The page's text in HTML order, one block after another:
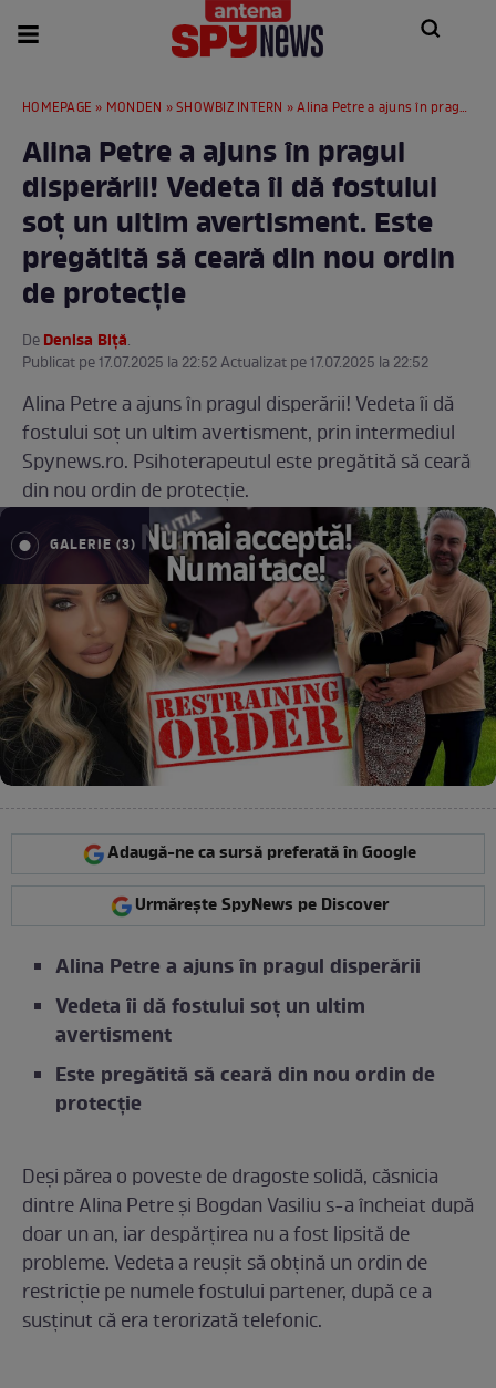
HOMEPAGE » MONDEN »SHOWBIZ INTERN » Alina Petre a ajuns în pragul disperării! Vedeta îi dă fostului soț un ultim avertisment. Este pregătită să ceară din nou ordin de protecție
Alina Petre a ajuns în pragul
disperării! Vedeta îi dă fostului
soț un ultim avertisment. Este
pregătită să ceară din nou ordin
de protecție
DeDenisa Biță.
Publicat pe 17.07.2025 la 22:52 Actualizat pe 17.07.2025 la 22:52
Alina Petre a ajuns în pragul disperării! Vedeta îi dă
fostului soț un ultim avertisment, prin intermediul
Spynews.ro. Psihoterapeutul este pregătită să ceară
din nou ordin de protecție.
GALERIE (3)
Adaugă-ne ca sursă preferată în Google
Urmărește SpyNews pe Discover
Alina Petre a ajuns în pragul disperării
Vedeta îi dă fostului soț un ultim
avertisment
Este pregătită să ceară din nou ordin de
protecție
Deși părea o poveste de dragoste solidă, căsnicia
dintre Alina Petre și Bogdan Vasiliu s-a încheiat după
doar un an, iar despărțirea nu a fost lipsită de
probleme. Vedeta a reușit să obțină un ordin de
restricție pe numele fostului partener, după ce a
susținut că era terorizată telefonic.